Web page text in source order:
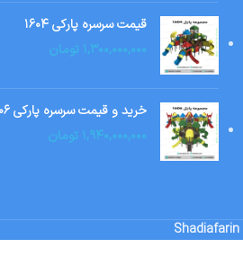
قیمت سرسره پارکی ۱۶۰۴
۱,۳۰۰,۰۰۰,۰۰۰ تومان
خرید و قیمت سرسره پارکی ۱۶۰۶
۱,۹۴۰,۰۰۰,۰۰۰ تومان
Shadiafarin